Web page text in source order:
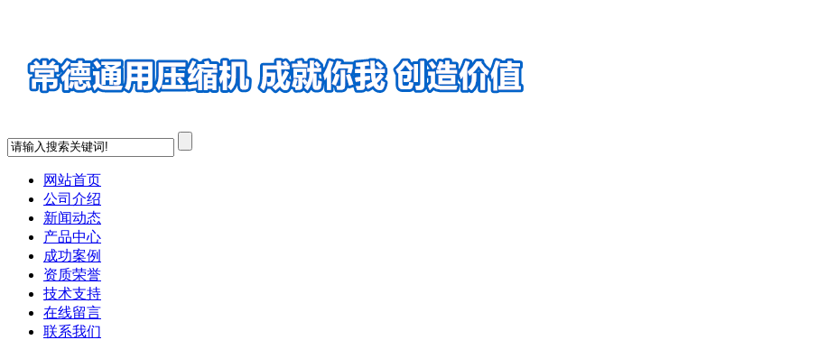
网站首页
公司介绍
新闻动态
产品中心
成功案例
资质荣誉
技术支持
在线留言
联系我们